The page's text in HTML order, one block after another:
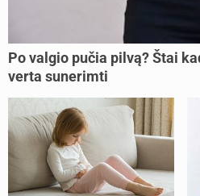
Po valgio pučia pilvą? Štai
verta sunerimti